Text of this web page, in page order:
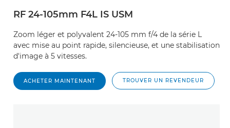
RF 24-105mm F4L IS USM
Zoom léger et polyvalent 24-105 mm f/4 de la série L
avec mise au point rapide, silencieuse, et une stabilisation
d'image à 5 vitesses.
ACHETER MAINTENANT TROUVER UN REVENDEUR